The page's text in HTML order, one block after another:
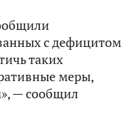
с дефицитом
таких
меры,
— сообщил